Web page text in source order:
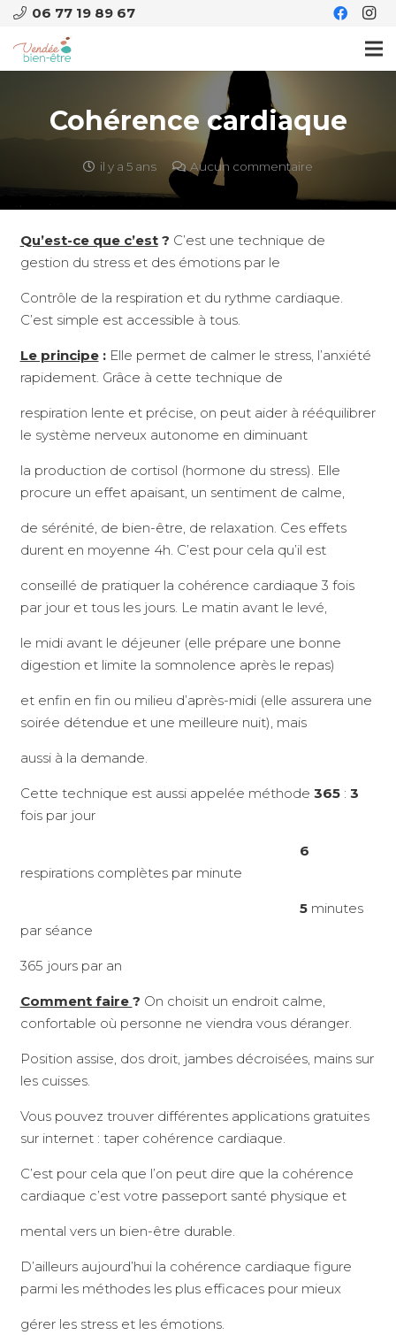
06 77 19 89 67
Cohérence cardiaque
il y a 5 ans Aucun commentaire
Qu’est-ce que c’est? C’est une technique de
gestion du stress et des émotions par le
Contrôle de la respiration et du rythme cardiaque.
C’est simple est accessible à tous.
Le principe:Elle permet de calmer le stress, l’anxiété
rapidement. Grâce à cette technique de
respiration lente et précise, on peut aider à rééquilibrer
le système nerveux autonome en diminuant
la production de cortisol (hormone du stress). Elle
procure un effet apaisant, un sentiment de calme,
de sérénité, de bien-être, de relaxation. Ces effets
durent en moyenne 4h. C’est pour cela qu’il est
conseillé de pratiquer la cohérence cardiaque 3 fois
par jour et tous les jours. Le matin avant le levé,
le midi avant le déjeuner (elle prépare une bonne
digestion et limite la somnolence après le repas)
et enfin en fin ou milieu d’après-midi (elle assurera une
soirée détendue et une meilleure nuit), mais
aussi à la demande.
Cette technique est aussi appelée méthode 365: 3
fois par jour
6
respirations complètes par minute
5minutes
par séance
365 jours par an
Comment faire ? On choisit un endroit calme,
confortable où personne ne viendra vous déranger.
Position assise, dos droit, jambes décroisées, mains sur
les cuisses.
Vous pouvez trouver différentes applications gratuites
sur internet : taper cohérence cardiaque.
C’est pour cela que l’on peut dire que la cohérence
cardiaque c’est votre passeport santé physique et
mental vers un bien-être durable.
D’ailleurs aujourd’hui la cohérence cardiaque figure
parmi les méthodes les plus efficaces pour mieux
gérer les stress et les émotions.